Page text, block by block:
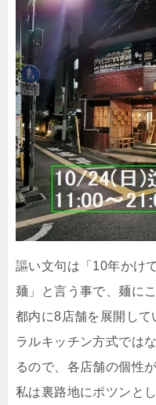
謳い文句は「10年かけ
麺」と言う事で、麺に
都内に8店舗を展開して
ラルキッチン方式では
るので、各店舗の個性
私は裏路地にポツンと